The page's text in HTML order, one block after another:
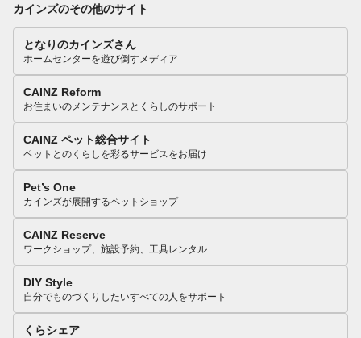
カインズのその他のサイト
となりのカインズさん
ホームセンターを遊び倒すメディア
CAINZ Reform
お住まいのメンテナンスとくらしのサポート
CAINZ ペット総合サイト
ペットとのくらしを彩るサービスをお届け
Pet’s One
カインズが展開するペットショップ
CAINZ Reserve
ワークショップ、施設予約、工具レンタル
DIY Style
自分でものづくりしたいすべての人をサポート
くらシェア